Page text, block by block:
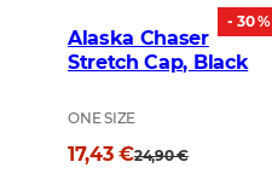
- 30 %
Alaska Chaser
Stretch Cap, Black
ONE SIZE
17,43 €24,90 €